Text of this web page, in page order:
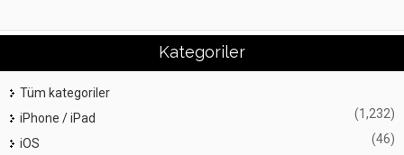
Kategoriler
Tüm kategoriler
iPhone / iPad
(1,232)
iOS (46)